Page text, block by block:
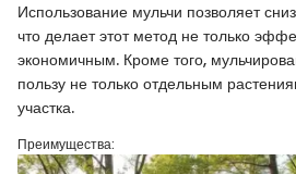
Использование мульчи позволяет
что делает этот метод не только
экономичным. Кроме того,
пользу не только отдельным
участка.
Преимущества: